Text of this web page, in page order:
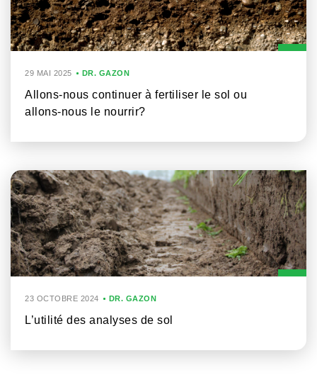
29 MAI 2025 DR. GAZON
Allons-nous continuer à fertiliser le sol ou
allons-nous le nourrir?
23 OCTOBRE 2024 DR. GAZON
L’utilité des analyses de sol